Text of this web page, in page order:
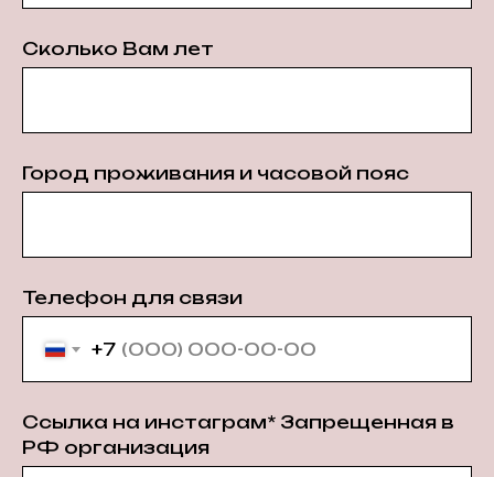
Сколько Вам лет
Город проживания и часовой пояс
Телефон для связи
+7
Ссылка на инстаграм* Запрещенная в
РФ организация